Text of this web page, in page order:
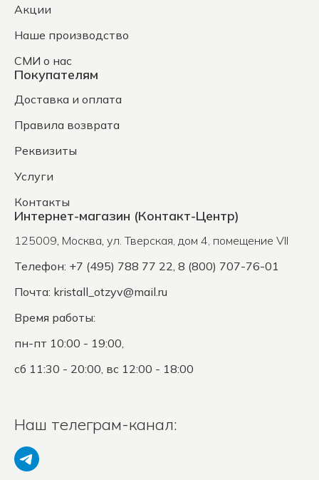
Акции
Наше производство
СМИ о нас
Покупателям
Доставка и оплата
Правила возврата
Реквизиты
Услуги
Контакты
Интернет-магазин (Контакт-Центр)
125009, Москва, ул. Тверская, дом 4, помещение VII
Телефон: +7 (495) 788 77 22, 8 (800) 707-76-01
Почта: kristall_otzyv@mail.ru
Время работы:
пн-пт 10:00 - 19:00,
сб 11:30 - 20:00, вс 12:00 - 18:00
Наш телеграм-канал: